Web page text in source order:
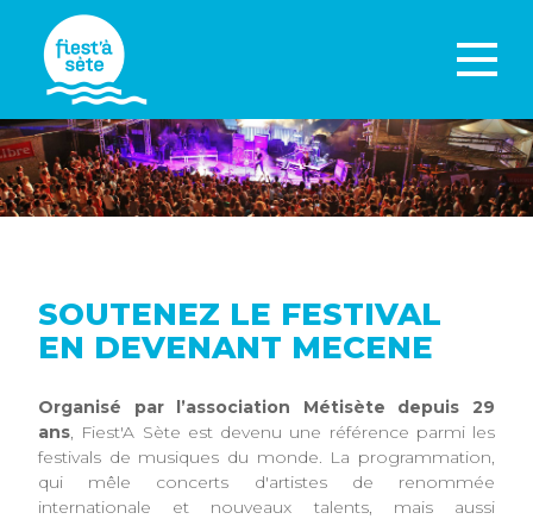
SOUTENEZ LE FESTIVAL
EN DEVENANT MECENE
Organisé par l’association Métisète depuis 29
ans, Fiest'A Sète est devenu une référence parmi les
festivals de musiques du monde. La programmation,
qui mêle concerts d'artistes de renommée
internationale et nouveaux talents, mais aussi